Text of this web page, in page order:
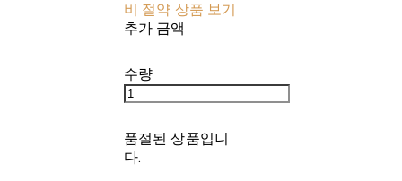
비 절약 상품 보기
추가 금액
수량
품절된 상품입니
다.